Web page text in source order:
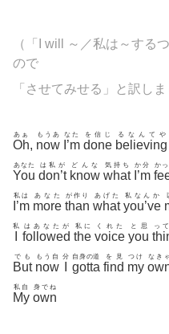
（「I will ～／私は～する
ので
「させてみせる」と訳しま
Oh
あぁ
, now
もうあ
I’m
なた
done
を信じ
believing
るなんてや
You
あなた
don’t
は私が
know
どんな
what
気持ち
I’m
か分 か
I’m
私は
more
あなた
than
が作り
what
あげた
you’ve
私なんか
私
followed
はあなたが
the
私に
voice
くれた
you
と思 っ
But
でも
now
もう自 分
gotta
自身の道
find
を見
my
つけ なきゃ
My
私自
own
身でね